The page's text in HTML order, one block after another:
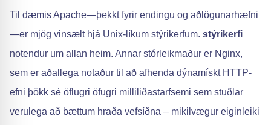
Til dæmis Apache—þekkt fyrir endingu og aðlögunarhæfni
—er mjög vinsælt hjá Unix-líkum stýrikerfum. stýrikerfi
notendur um allan heim. Annar stórleikmaður er Nginx,
sem er aðallega notaður til að afhenda dýnamískt HTTP-
efni þökk sé öflugri öfugri milliliðastarfsemi sem stuðlar
verulega að bættum hraða vefsíðna – mikilvægur eiginleiki